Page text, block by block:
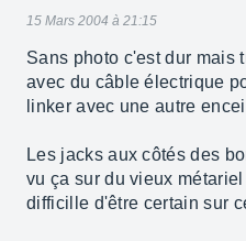
15 Mars 2004 à 21:15
Sans photo c'est dur mais
avec du câble électrique
linker avec une autre
Les jacks aux côtés des
vu ça sur du vieux
difficille d'être certain sur